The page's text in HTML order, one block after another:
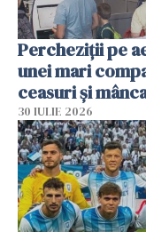
Percheziții pe
unei mari
ceasuri și
30 IULIE 2026